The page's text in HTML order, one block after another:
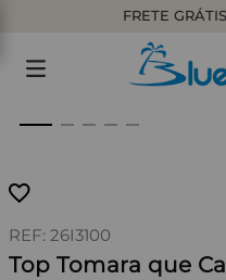
FRETE
: 26I3100
Top Tomara que